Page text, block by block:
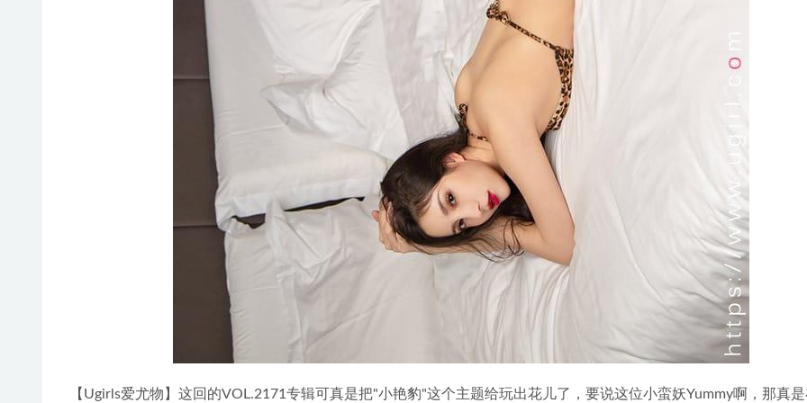
【Ugirls爱尤物】这回的VOL.2171专辑可真是把"小艳豹"这个主题给玩出花儿了，要说这位小蛮妖Yummy啊，那真